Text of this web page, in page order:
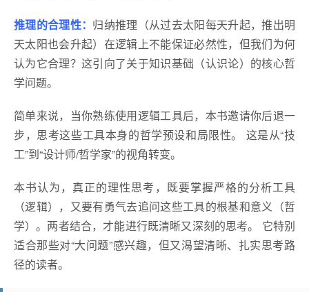
推理的合理性： 归纳推理（从过去太阳每天升起，推出明
天太阳也会升起）在逻辑上不能保证必然性，但我们为何
认为它合理？这引向了关于知识基础（认识论）的核心哲
学问题。
简单来说，当你熟练使用逻辑工具后，本书邀请你后退一
步，思考这些工具本身的哲学预设和局限性。 这是从“技
工”到“设计师/哲学家”的视角转变。
本书认为，真正的理性思考，既要掌握严格的分析工具
（逻辑），又要有勇气去追问这些工具的根基和意义（哲
学）。两者结合，才能进行既清晰又深刻的思考。 它特别
适合那些对“大问题”感兴趣，但又渴望清晰、扎实思考路
径的读者。